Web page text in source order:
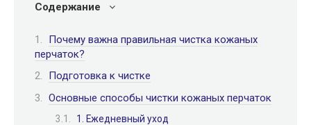
Содержание
Почему важна правильная чистка кожаных
перчаток?
Подготовка к чистке
Основные способы чистки кожаных перчаток
1. Ежедневный уход